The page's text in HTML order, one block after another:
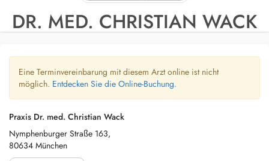
DR. MED. CHRISTIAN WACK
Eine Terminvereinbarung mit diesem Arzt online ist nicht
möglich. Entdecken Sie die Online-Buchung.
Praxis Dr. med. Christian Wack
Nymphenburger Straße 163,
80634 München